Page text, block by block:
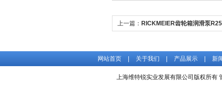
上一篇： RICKMEIER齿轮箱润滑泵
网站首页 关于我们 产品展示 新
上海维特锐实业发展有限公司版权所有